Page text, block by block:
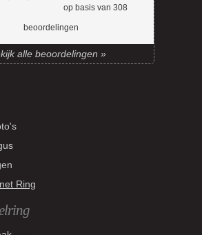
op basis van 308
beoordelingen
alle beoordelingen »
Ring